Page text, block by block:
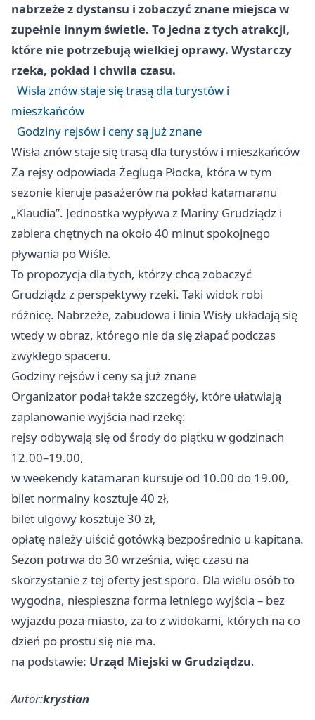
nabrzeże z dystansu i zobaczyć znane miejsca w
zupełnie innym świetle. To jedna z tych atrakcji,
które nie potrzebują wielkiej oprawy. Wystarczy
rzeka, pokład i chwila czasu.
Wisła znów staje się trasą dla turystów i
mieszkańców
Godziny rejsów i ceny są już znane
Wisła znów staje się trasą dla turystów i mieszkańców
Za rejsy odpowiada Żegluga Płocka, która w tym
sezonie kieruje pasażerów na pokład katamaranu
„Klaudia”. Jednostka wypływa z Mariny Grudziądz i
zabiera chętnych na około 40 minut spokojnego
pływania po Wiśle.
To propozycja dla tych, którzy chcą zobaczyć
Grudziądz z perspektywy rzeki. Taki widok robi
różnicę. Nabrzeże, zabudowa i linia Wisły układają się
wtedy w obraz, którego nie da się złapać podczas
zwykłego spaceru.
Godziny rejsów i ceny są już znane
Organizator podał także szczegóły, które ułatwiają
zaplanowanie wyjścia nad rzekę:
rejsy odbywają się od środy do piątku w godzinach
12.00–19.00,
w weekendy katamaran kursuje od 10.00 do 19.00,
bilet normalny kosztuje 40 zł,
bilet ulgowy kosztuje 30 zł,
opłatę należy uiścić gotówką bezpośrednio u kapitana.
Sezon potrwa do 30 września, więc czasu na
skorzystanie z tej oferty jest sporo. Dla wielu osób to
wygodna, niespieszna forma letniego wyjścia – bez
wyjazdu poza miasto, za to z widokami, których na co
dzień po prostu się nie ma.
na podstawie: Urząd Miejski w Grudziądzu.
Autor:krystian